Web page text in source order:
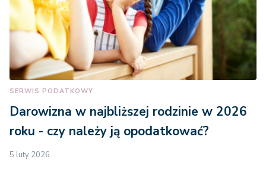
SERWIS PODATKOWY
Darowizna w najbliższej rodzinie w 2026
roku - czy należy ją opodatkować?
5 luty 2026